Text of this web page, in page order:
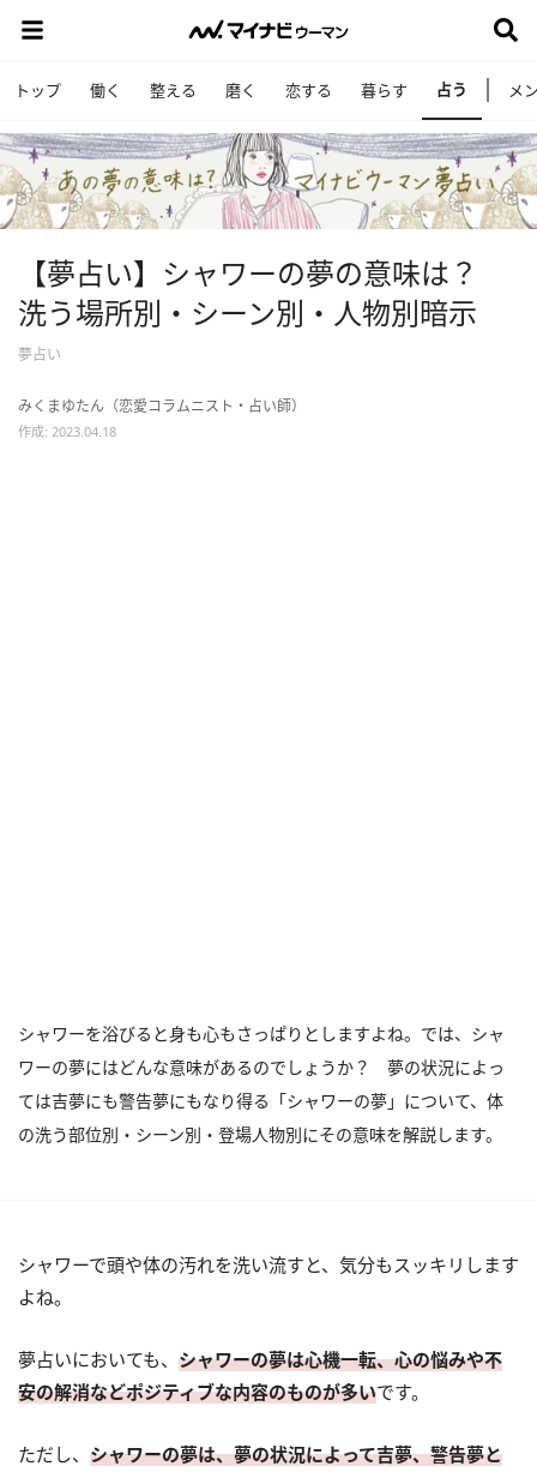
トップ 働く 整える 磨く 恋する 暮らす 占う メ
【夢占い】シャワーの夢の意味は？
洗う場所別・シーン別・人物別暗示
夢占い
みくまゆたん（恋愛コラムニスト・占い師）
作成: 2023.04.18
シャワーを浴びると身も心もさっぱりとしますよね。では、シャ
ワーの夢にはどんな意味があるのでしょうか？ 夢の状況によっ
ては吉夢にも警告夢にもなり得る「シャワーの夢」について、体
の洗う部位別・シーン別・登場人物別にその意味を解説します。
シャワーで頭や体の汚れを洗い流すと、気分もスッキリします
よね。
夢占いにおいても、 シャワーの夢は心機一転、心の悩みや不
安の解消などポジティブな内容のものが多いです。
ただし、 シャワーの夢は、夢の状況によって吉夢、警告夢と